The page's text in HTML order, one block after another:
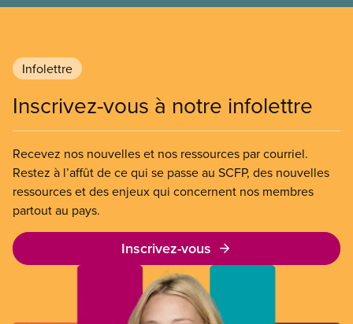
gains réels, autant pour le personnel que pour les
élèves. Laura Walton est fin prête pour ce combat.
Aide-éducatrice et présidente du CSCSO, elle nous
parle de ce qui l’a attirée vers le mouvement
syndical, de l’impact d’une décennie de coupures
dans les salaires et de l’avenir du secteur pour les
jeunes travailleurs et travailleuses.
Infolettre
Inscrivez-vous à notre infolettre
Recevez nos nouvelles et nos ressources par courriel.
Restez à l’affût de ce qui se passe au SCFP, des nouvelles
ressources et des enjeux qui concernent nos membres
partout au pays.
Inscrivez-vous